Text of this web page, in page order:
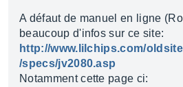
A défaut de manuel en ligne
beaucoup d'infos sur ce site:
http://www.lilchips.com/
/specs/jv2080.asp
Notamment cette page ci: